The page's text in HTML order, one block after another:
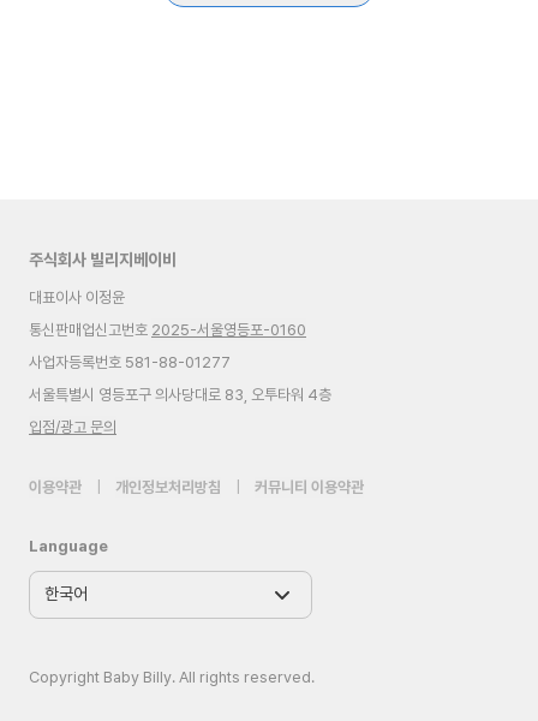
주식회사 빌리지베이비
대표이사 이정윤
통신판매업신고번호 2025-서울영등포-0160
사업자등록번호 581-88-01277
서울특별시 영등포구 의사당대로 83, 오투타워 4층
입점/광고 문의
이용약관 개인정보처리방침 커뮤니티 이용약관
Language
Copyright Baby Billy. All rights reserved.